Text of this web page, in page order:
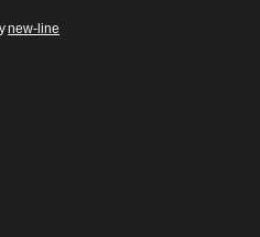
new-line